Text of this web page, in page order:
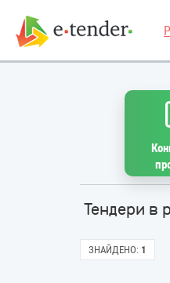
Тендери в
ЗНАЙДЕНО: 1